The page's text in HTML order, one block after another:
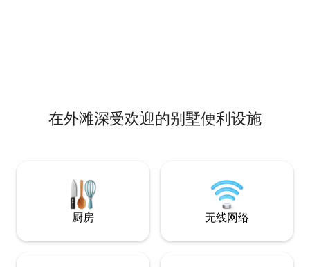
在外滩深受欢迎的别墅便利设施
厨房 无线网络